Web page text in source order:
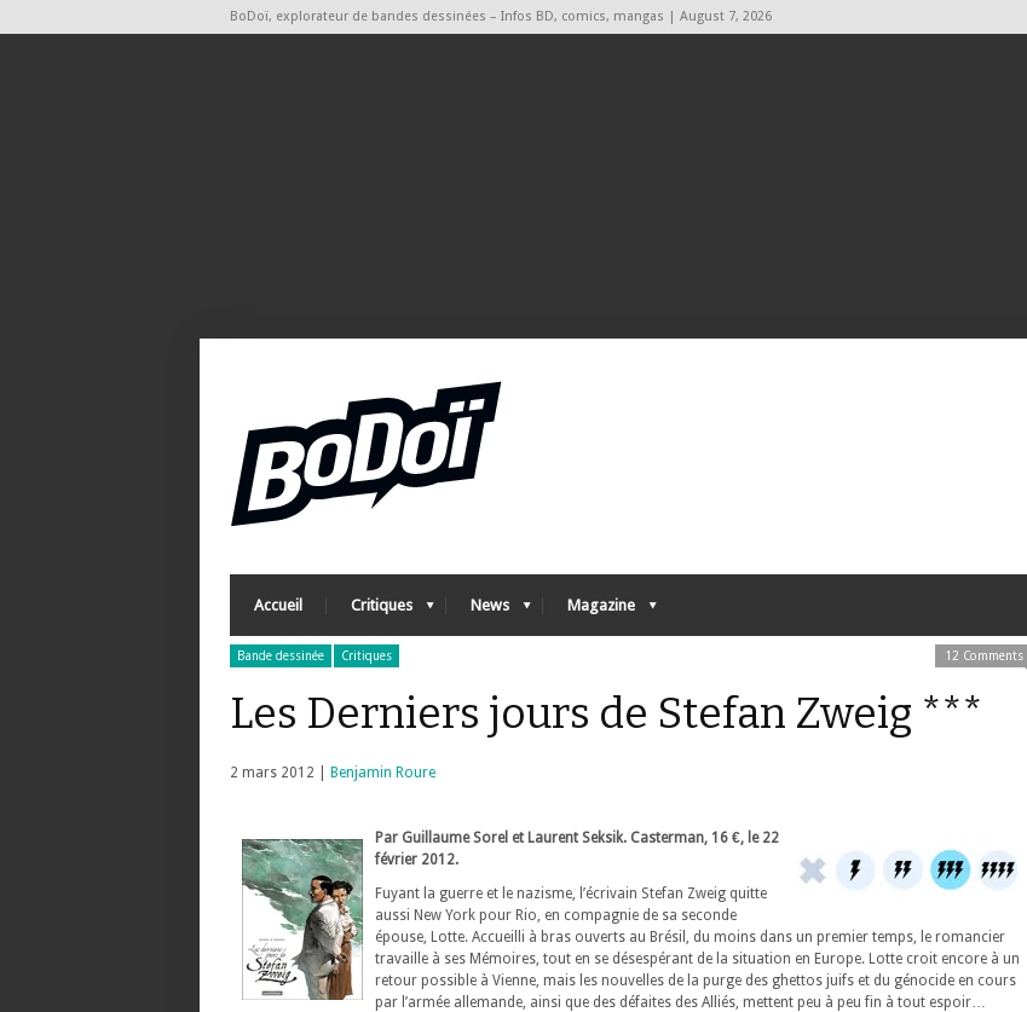
BoDoï, explorateur de bandes dessinées – Infos BD, comics, mangas | August 7, 2026
Accueil Critiques News Magazine
Bande dessinée Critiques 12 Comments
Les Derniers jours de Stefan Zweig ***
2 mars 2012 | Benjamin Roure
Par Guillaume Sorel et Laurent Seksik. Casterman, 16 €, le 22
février 2012.
Fuyant la guerre et le nazisme, l’écrivain Stefan Zweig quitte
aussi New York pour Rio, en compagnie de sa seconde
épouse, Lotte. Accueilli à bras ouverts au Brésil, du moins dans un premier temps, le romancier
travaille à ses Mémoires, tout en se désespérant de la situation en Europe. Lotte croit encore à un
retour possible à Vienne, mais les nouvelles de la purge des ghettos juifs et du génocide en cours
par l’armée allemande, ainsi que des défaites des Alliés, mettent peu à peu fin à tout espoir…